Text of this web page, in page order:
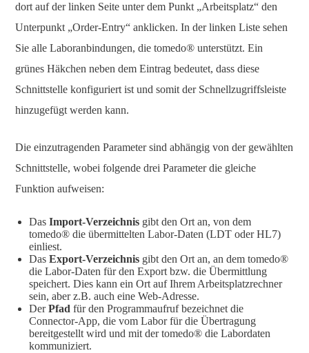
dort auf der linken Seite unter dem Punkt „Arbeitsplatz“ den
Unterpunkt „Order-Entry“ anklicken. In der linken Liste sehen
Sie alle Laboranbindungen, die tomedo® unterstützt. Ein
grünes Häkchen neben dem Eintrag bedeutet, dass diese
Schnittstelle konfiguriert ist und somit der Schnellzugriffsleiste
hinzugefügt werden kann.
Die einzutragenden Parameter sind abhängig von der gewählten
Schnittstelle, wobei folgende drei Parameter die gleiche
Funktion aufweisen:
Das Import-Verzeichnis gibt den Ort an, von dem
tomedo® die übermittelten Labor-Daten (LDT oder HL7)
einliest.
Das Export-Verzeichnis gibt den Ort an, an dem tomedo®
die Labor-Daten für den Export bzw. die Übermittlung
speichert. Dies kann ein Ort auf Ihrem Arbeitsplatzrechner
sein, aber z.B. auch eine Web-Adresse.
DerPfad für den Programmaufruf bezeichnet die
Connector-App, die vom Labor für die Übertragung
bereitgestellt wird und mit der tomedo® die Labordaten
kommuniziert.